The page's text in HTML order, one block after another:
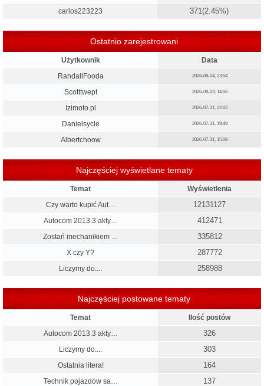
carlos223223 371 (2.45%)
Ostatnio zarejestrowani
Użytkownik
Data
RandallFooda
2026-08-04, 23:54
Scotttwept 2026-08-03, 14:56
Izimoto.pl 2026-07-31, 22:02
Danielsycle 2026-07-31, 19:49
Albertchoow 2026-07-31, 15:08
Najczęściej wyświetlane tematy
Temat
Wyświetlenia
Czy warto kupić Aut…
12131127
Autocom 2013.3 akty… 412471
Zostań mechanikiem … 335812
X czy Y? 287772
Liczymy do.... 258988
Najczęściej postowane tematy
Temat
Ilość postów
Autocom 2013.3 akty…
326
Liczymy do.... 303
Ostatnia litera! 164
Technik pojazdów sa… 137